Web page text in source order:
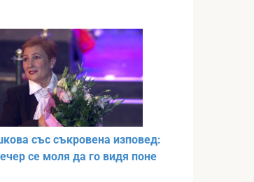
със съкровена изповед:
се моля да го видя поне